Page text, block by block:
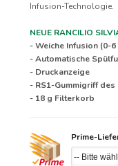
Infusion-Technologie.
NEUE RANCILIO
- Weiche Infusion (0-6
- Automatische
- Druckanzeige
- RS1-Gummigriff
- 18 g Filterkorb
Prime-